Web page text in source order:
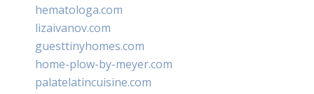
hematologa.com
lizaivanov.com
guesttinyhomes.com
home-plow-by-meyer.com
palatelatincuisine.com